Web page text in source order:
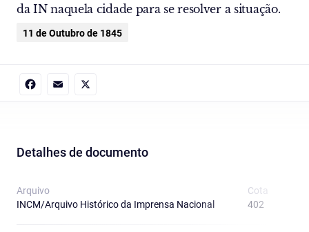
da IN naquela cidade para se resolver a situação.
11 de Outubro de 1845
Detalhes de documento
Arquivo
INCM/Arquivo Histórico da Imprensa Nacional
Cota
402